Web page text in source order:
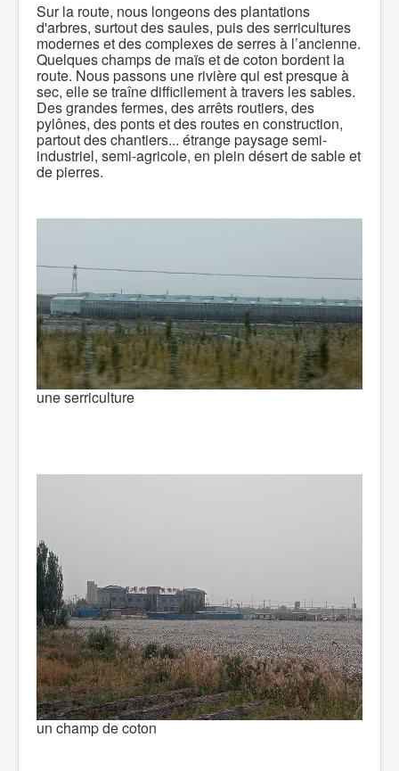
Sur la route, nous longeons des plantations
d'arbres, surtout des saules, puis des serricultures
modernes et des complexes de serres à l’ancienne.
Quelques champs de maïs et de coton bordent la
route. Nous passons une rivière qui est presque à
sec, elle se traîne difficilement à travers les sables.
Des grandes fermes, des arrêts routiers, des
pylônes, des ponts et des routes en construction,
partout des chantiers... étrange paysage semi-
industriel, semi-agricole, en plein désert de sable et
de pierres.
une serriculture
un champ de coton